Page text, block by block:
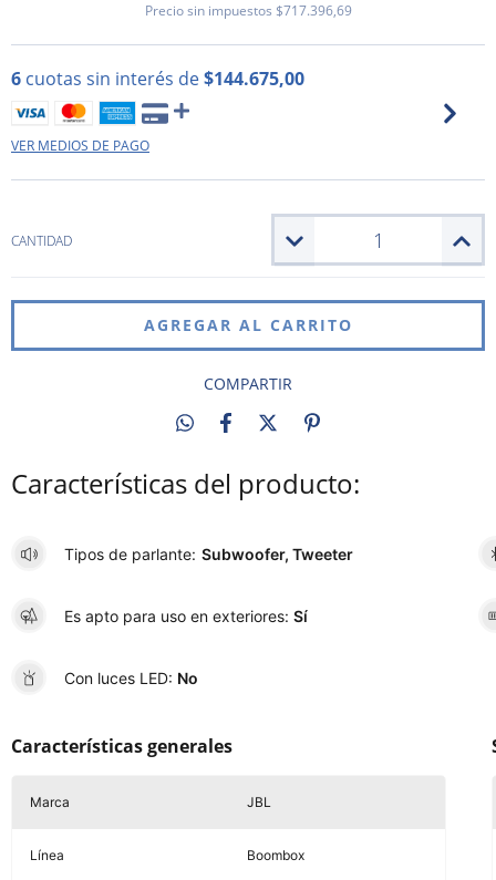
Precio sin impuestos $717.396,69
6 cuotas sin interés de$144.675,00
VER MEDIOS DE PAGO
CANTIDAD
COMPARTIR
Características del producto:
Tipos de parlante: Subwoofer, Tweeter
Es apto para uso en exteriores: Sí
Con luces LED: No
Características generales
Marca JBL
Línea Boombox